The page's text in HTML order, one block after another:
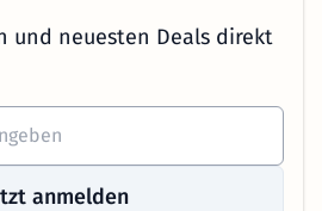
und neuesten Deals direkt
anmelden